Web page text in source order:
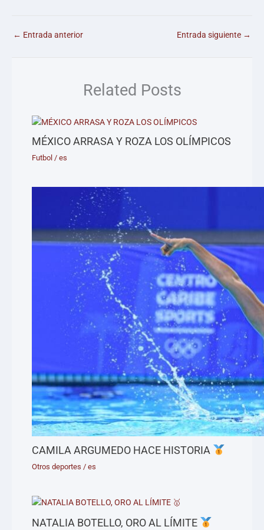
← Entrada anterior Entrada siguiente →
Related Posts
MÉXICO ARRASA Y ROZA LOS OLÍMPICOS
Futbol /es
CAMILA ARGUMEDO HACE HISTORIA
Otros deportes /es
NATALIA BOTELLO, ORO AL LÍMITE